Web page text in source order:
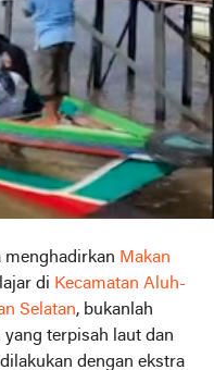
menghadirkan Makan
di Kecamatan Aluh-
Selatan, bukanlah
yang terpisah laut dan
dengan ekstra